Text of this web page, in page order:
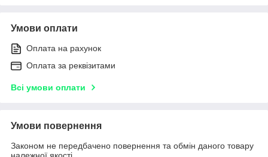
Умови оплати
Оплата на рахунок
Оплата за реквізитами
Всі умови оплати
Умови повернення
Законом не передбачено повернення та обмін даного товару
належної якості